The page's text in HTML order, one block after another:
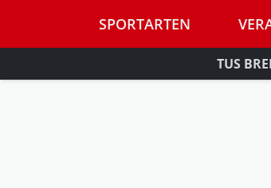
SPORTARTEN
TUS